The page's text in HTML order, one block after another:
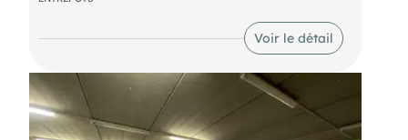
autoroutes et zone commerciale.
Voir le détail